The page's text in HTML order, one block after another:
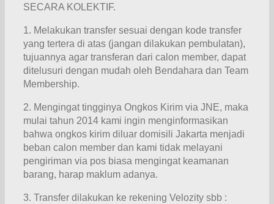
SECARA KOLEKTIF.
1. Melakukan transfer sesuai dengan kode transfer
yang tertera di atas (jangan dilakukan pembulatan),
tujuannya agar transferan dari calon member, dapat
ditelusuri dengan mudah oleh Bendahara dan Team
Membership.
2. Mengingat tingginya Ongkos Kirim via JNE, maka
mulai tahun 2014 kami ingin menginformasikan
bahwa ongkos kirim diluar domisili Jakarta menjadi
beban calon member dan kami tidak melayani
pengiriman via pos biasa mengingat keamanan
barang, harap maklum adanya.
3. Transfer dilakukan ke rekening Velozity sbb :